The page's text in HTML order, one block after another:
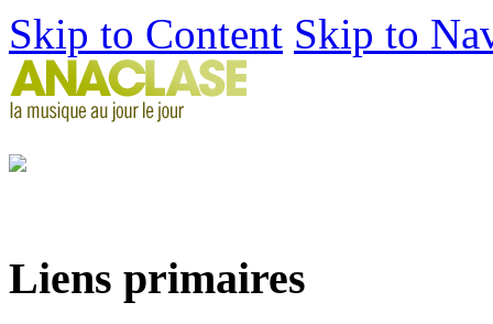
Skip to Content Skip to
Liens primaires